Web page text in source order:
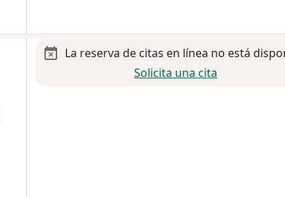
La reserva de citas en línea no está
Solicita una cita